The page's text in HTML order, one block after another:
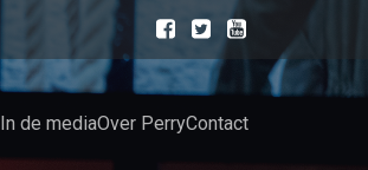
In de mediaOver PerryContact